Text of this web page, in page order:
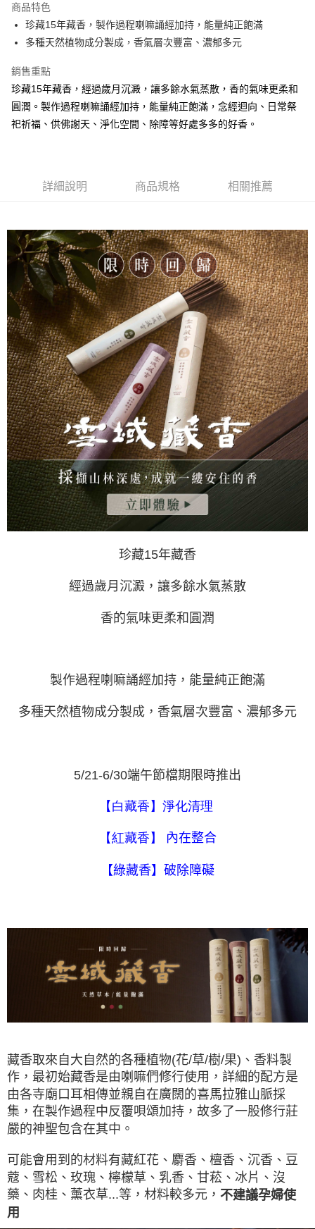
Apple Pay
街口支付
悠遊付
Google Pay
全盈+PAY
【關於「AFTEE先享後付」】
２．便利：只要手機號碼，簡訊認證，即可結帳。
３．安心：先確認商品／服務後，再付款。
【「AFTEE先享後付」結帳流程】
１．於結帳方式選擇「AFTEE先享後付」後，將跳轉至「AFTEE先享後付」
結帳頁面，進行簡訊認證並確認金額後，即可完成結帳。
２．訂單成立數日內，您將收到繳費通知簡訊。
３．收到繳費通知簡訊後14天內，點擊此簡訊中的連結，可透過四大超商／
ATM／網路銀行／等多元方式進行付款，方視為交易完成。
※ 請注意：結帳手續完成當下不需立刻繳費，但若您需要取消訂單，請聯絡
購買商品的店家。未經商家同意取消之訂單仍視為有效，需透過AFTEE先享
後付繳納相關費用。
※ 交易是否成功請以「AFTEE先享後付 」之結帳頁面顯示為準，若有關於
是否繳費成功／繳費後需取消欲退款等相關疑問，請聯繫「AFTEE先享後付
客戶支援中心」https://netprotections.freshdesk.com/support/home
【注意事項】
１．透過由恩沛科技股份有限公司提供之「AFTEE先享後付」服務完成之交
易，需依本服務之必要範圍內提供個人資料，並將交易相關給付款項請求債
權轉讓予恩沛科技股份有限公司。
２．關於個人資料處理事宜，請瀏覽以下網址：
https://aftee.tw/terms/#terms3
３．未成年的使用者請事先徵得法定代理人或監護人之同意方可使用
「AFTEE先享後付」，若未經同意申辦者引起之損失，本公司不負相關責
４．使用「AFTEE先享後付」時，將依據個別帳號之用戶狀況，依本公司即
請求用戶進行身份認證。
５．嚴禁一人註冊多個帳號或使用他人資訊註冊。若發現惡意使用之情形，
ATM付款
運送方式
全家取貨付款
每筆NT$60，滿NT$1,500(含以上)免運費
付款後全家取貨
每筆NT$60，滿NT$1,500(含以上)免運費
7-11取貨付款
每筆NT$60，滿NT$1,500(含以上)免運費
付款後7-11取貨
每筆NT$60，滿NT$1,500(含以上)免運費
宅配
每筆NT$100，滿NT$1,500(含以上)免運費
離島-黑貓宅配
每筆NT$360
每筆NT$180，滿NT$2,500(含以上)免運費
商品特色
珍藏15年藏香，製作過程喇嘛誦經加持，能量純正飽滿
多種天然植物成分製成，香氣層次豐富、濃郁多元
銷售重點
珍藏15年藏香，經過歲月沉澱，讓多餘水氣蒸散，香的氣味更柔和
圓潤。製作過程喇嘛誦經加持，能量純正飽滿，念經迴向、日常祭
祀祈福、供佛謝天、淨化空間、除障等好處多多的好香。
詳細說明 商品規格 相關推薦
珍藏15年藏香
經過歲月沉澱，讓多餘水氣蒸散
香的氣味更柔和圓潤
製作過程喇嘛誦經加持，能量純正飽滿
多種天然植物成分製成，香氣層次豐富、濃郁多元
5/21-6/30端午節檔期限時推出
【白藏香】淨化清理
【紅藏香】 內在整合
【綠藏香】破除障礙
藏香取來自大自然的各種植物(花/草/樹/果)、香料製
作，最初始藏香是由喇嘛們修行使用，詳細的配方是
由各寺廟口耳相傳並親自在廣闊的喜馬拉雅山脈採
集，在製作過程中反覆唄頌加持，故多了一股修行莊
嚴的神聖包含在其中。
可能會用到的材料有藏紅花、麝香、檀香、沉香、豆
蔻、雪松、玫瑰、檸檬草、乳香、甘菘、冰片、沒
藥、肉桂、薰衣草...等，材料較多元， 不建議孕婦使
用